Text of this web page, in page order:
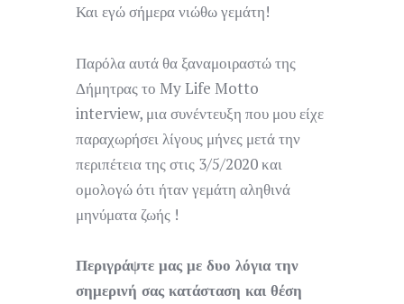
Και εγώ σήμερα νιώθω γεμάτη!
Παρόλα αυτά θα ξαναμοιραστώ της
Δήμητρας το My Life Motto
interview, μια συνέντευξη που μου είχε
παραχωρήσει λίγους μήνες μετά την
περιπέτεια της στις 3/5/2020 και
ομολογώ ότι ήταν γεμάτη αληθινά
μηνύματα ζωής !
Περιγράψτε μας με δυο λόγια την
σημερινή σας κατάσταση και θέση